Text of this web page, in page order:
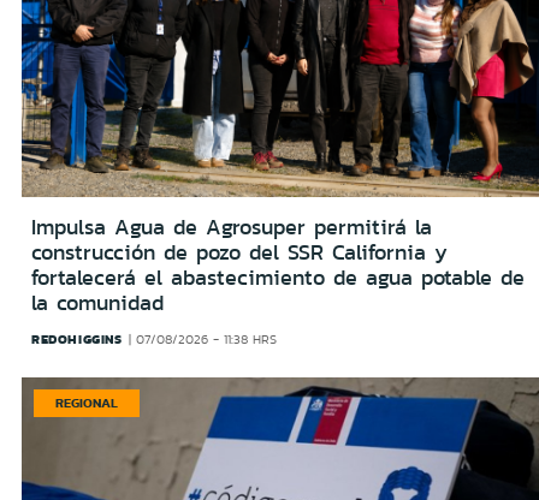
Impulsa Agua de Agrosuper permitirá la
construcción de pozo del SSR California y
fortalecerá el abastecimiento de agua potable de
la comunidad
REDOHIGGINS 07/08/2026 - 11:38 HRS
REGIONAL